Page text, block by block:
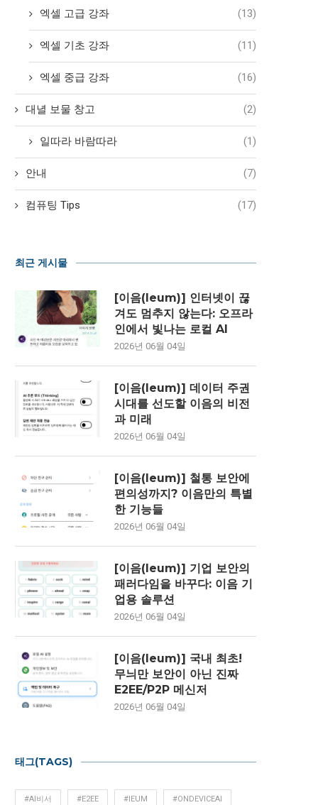
엑셀 고급 강좌 (13)
엑셀 기초 강좌 (11)
엑셀 중급 강좌 (16)
대녈 보물 창고 (2)
일따라 바람따라 (1)
안내 (7)
컴퓨팅 Tips (17)
최근 게시물
[이음(Ieum)] 인터넷이 끊
겨도 멈추지 않는다: 오프라
인에서 빛나는 로컬 AI
2026년 06월 04일
[이음(Ieum)] 데이터 주권
시대를 선도할 이음의 비전
과 미래
2026년 06월 04일
[이음(Ieum)] 철통 보안에
편의성까지? 이음만의 특별
한 기능들
2026년 06월 04일
[이음(Ieum)] 기업 보안의
패러다임을 바꾸다: 이음 기
업용 솔루션
2026년 06월 04일
[이음(Ieum)] 국내 최초!
무늬만 보안이 아닌 진짜
E2EE/P2P 메신저
2026년 06월 04일
태그(TAGS)
#AI비서 #E2EE #IEUM #ONDEVICEAI